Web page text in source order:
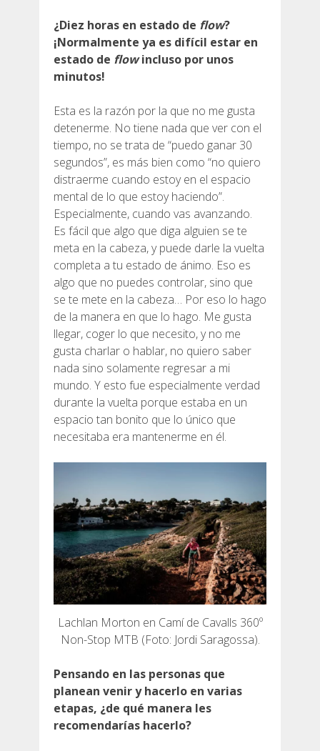
¿Diez horas en estado de flow?
¡Normalmente ya es difícil estar en
estado de flowincluso por unos
minutos!
Esta es la razón por la que no me gusta
detenerme. No tiene nada que ver con el
tiempo, no se trata de “puedo ganar 30
segundos”, es más bien como “no quiero
distraerme cuando estoy en el espacio
mental de lo que estoy haciendo”.
Especialmente, cuando vas avanzando.
Es fácil que algo que diga alguien se te
meta en la cabeza, y puede darle la vuelta
completa a tu estado de ánimo. Eso es
algo que no puedes controlar, sino que
se te mete en la cabeza… Por eso lo hago
de la manera en que lo hago. Me gusta
llegar, coger lo que necesito, y no me
gusta charlar o hablar, no quiero saber
nada sino solamente regresar a mi
mundo. Y esto fue especialmente verdad
durante la vuelta porque estaba en un
espacio tan bonito que lo único que
necesitaba era mantenerme en él.
Lachlan Morton en Camí de Cavalls 360º
Non-Stop MTB (Foto: Jordi Saragossa).
Pensando en las personas que
planean venir y hacerlo en varias
etapas, ¿de qué manera les
recomendarías hacerlo?